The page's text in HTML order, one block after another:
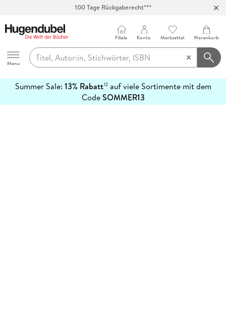
100 Tage Rückgaberecht***
Hugendubel
Menu
Filiale Konto Merkzettel Warenkorb
Summer Sale: 13% Rabatt12auf viele Sortimente mit dem
CodeSOMMER13
erfahren